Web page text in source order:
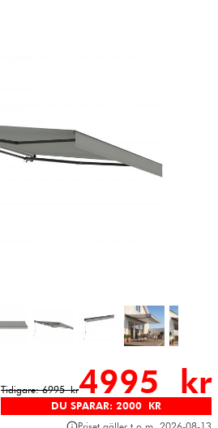
Tidigare: 6995 kr4995 kr
DU SPARAR: 2000 KR